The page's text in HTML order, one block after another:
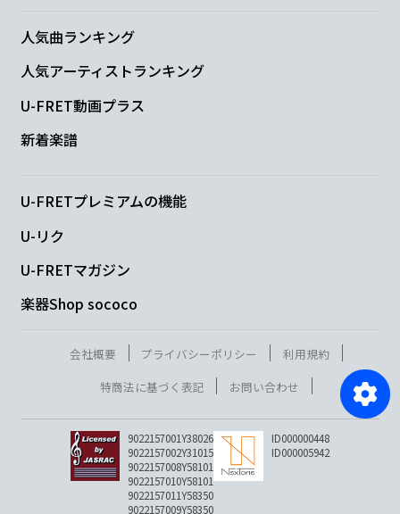
人気曲ランキング
人気アーティストランキング
U-FRET動画プラス
新着楽譜
U-FRETプレミアムの機能
U-リク
U-FRETマガジン
楽器Shop sococo
会社概要 プライバシーポリシー
利用規約
特商法に基づく表記
お問い合わせ
9022157001Y38026
9022157002Y31015
9022157008Y58101
9022157010Y58101
9022157011Y58350
9022157009Y58350
ID000000448
ID000005942